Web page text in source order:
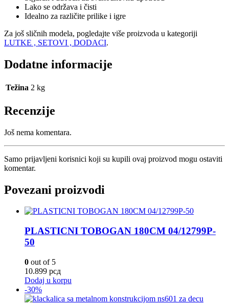
Lako se održava i čisti
Idealno za različite prilike i igre
Za još sličnih modela, pogledajte više proizvoda u kategoriji
LUTKE , SETOVI , DODACI.
Dodatne informacije
Težina 2 kg
Recenzije
Još nema komentara.
Samo prijavljeni korisnici koji su kupili ovaj proizvod mogu ostaviti
komentar.
Povezani proizvodi
PLASTICNI TOBOGAN 180CM 04/12799P-
50
0 out of 5
10.899 рсд
Dodaj u korpu
-30%